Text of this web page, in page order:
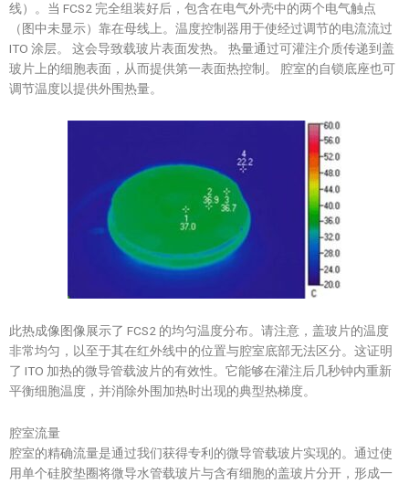
线）。当 FCS2 完全组装好后，包含在电气外壳中的两个电气触点
（图中未显示）靠在母线上。温度控制器用于使经过调节的电流流过
ITO 涂层。 这会导致载玻片表面发热。 热量通过可灌注介质传递到盖
玻片上的细胞表面，从而提供第一表面热控制。 腔室的自锁底座也可
调节温度以提供外围热量。
此热成像图像展示了 FCS2 的均匀温度分布。请注意，盖玻片的温度
非常均匀，以至于其在红外线中的位置与腔室底部无法区分。这证明
了 ITO 加热的微导管载波片的有效性。它能够在灌注后几秒钟内重新
平衡细胞温度，并消除外围加热时出现的典型热梯度。
腔室流量
腔室的精确流量是通过我们获得专利的微导管载玻片实现的。通过使
用单个硅胶垫圈将微导水管载玻片与含有细胞的盖玻片分开，形成一